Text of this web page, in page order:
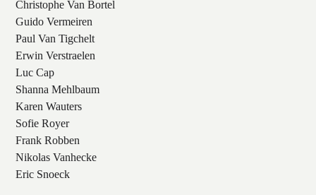
Christophe Van Bortel
Guido Vermeiren
Paul Van Tigchelt
Erwin Verstraelen
Luc Cap
Shanna Mehlbaum
Karen Wauters
Sofie Royer
Frank Robben
Nikolas Vanhecke
Eric Snoeck